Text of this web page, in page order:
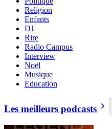
Religion
Enfants
DJ
Rire
Radio Campus
Interview
Noël
Musique
Education
Les meilleurs podcasts